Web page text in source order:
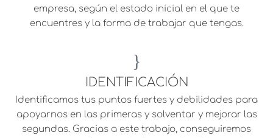
empresa, según el estado inicial en el que te
encuentres y la forma de trabajar que tengas.
IDENTIFICACIÓN
Identificamos tus puntos fuertes y debilidades para
apoyarnos en las primeras y solventar y mejorar las
segundas. Gracias a este trabajo, conseguiremos